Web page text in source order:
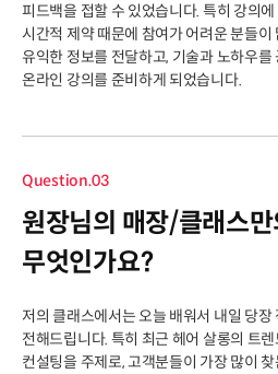
피드백을 접할 수 있었습니다. 특히 강의
시간적 제약 때문에 참여가 어려운 분들
유익한 정보를 전달하고, 기술과 노하우
온라인 강의를 준비하게 되었습니다.
Question.03
원장님의 매장/클래스
무엇인가요?
저의 클래스에서는 오늘 배워서 내일 당장
전해드립니다. 특히 최근 헤어 살롱의 트
컨설팅을 주제로, 고객분들이 가장 많이